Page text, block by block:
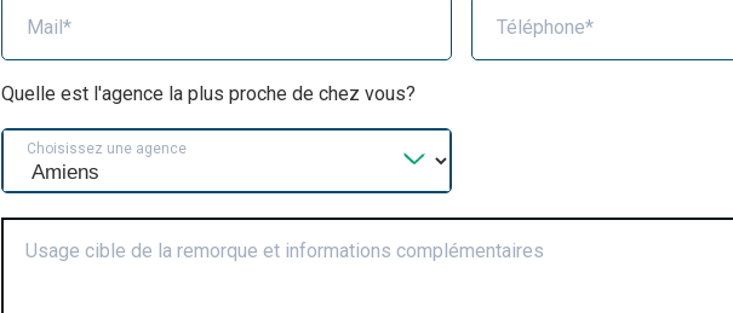
Mail* Téléphone*
Quelle est l'agence la plus proche de chez vous?
Choisissez une agence
Usage cible de la remorque et informations complémentaires